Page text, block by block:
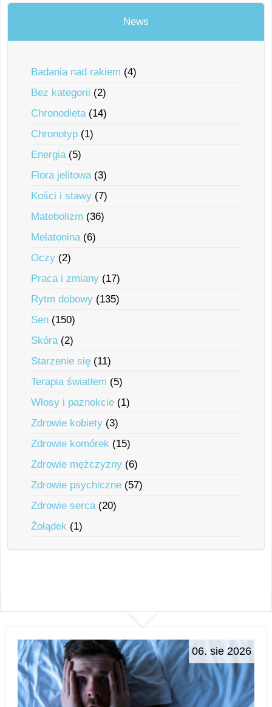
News
Badania nad rakiem (4)
Bez kategorii (2)
Chronodieta(14)
Chronotyp (1)
Energia(5)
Flora jelitowa(3)
Kości i stawy (7)
Matebolizm (36)
Melatonina(6)
Oczy (2)
Praca i zmiany (17)
Rytm dobowy (135)
Sen (150)
Skóra(2)
Starzenie się (11)
Terapia światłem (5)
Włosy i paznokcie (1)
Zdrowie kobiety (3)
Zdrowie komórek (15)
Zdrowie mężczyzny (6)
Zdrowie psychiczne (57)
Zdrowie serca(20)
Żołądek (1)
06. sie 2026